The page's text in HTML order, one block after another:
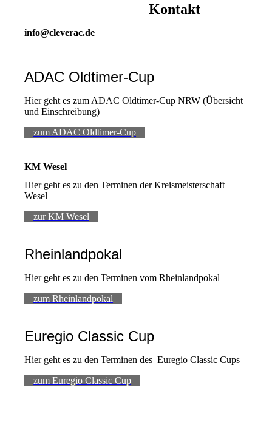
Kontakt
info@cleverac.de
ADAC Oldtimer-Cup
Hier geht es zum ADAC Oldtimer-Cup NRW (Übersicht
und Einschreibung)
zum ADAC Oldtimer-Cup
KM Wesel
Hier geht es zu den Terminen der Kreismeisterschaft
Wesel
zur KM Wesel
Rheinlandpokal
Hier geht es zu den Terminen vom Rheinlandpokal
zum Rheinlandpokal
Euregio Classic Cup
Hier geht es zu den Terminen des Euregio Classic Cups
zum Euregio Classic Cup